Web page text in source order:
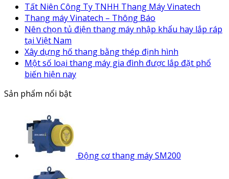
Tất Niên Công Ty TNHH Thang Máy Vinatech
Thang máy Vinatech – Thông Báo
Nên chọn tủ điện thang máy nhập khẩu hay lắp ráp
tại Việt Nam
Xây dựng hố thang bằng thép định hình
Một số loại thang máy gia đình được lắp đặt phổ
biến hiện nay
Sản phẩm nổi bật
Động cơ thang máy SM200